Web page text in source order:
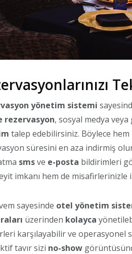
yönetim sistemi
rezervasyon, sosyal medya
talep edebilirsiniz. Böylece hem
süresini en aza indirmiş
smsve e-posta bildirimleri
imkanı hem de
sayesinde otel yönetim
üzerinden kolayca
karşılayabilir ve operasyonel
tavır sizi no-show